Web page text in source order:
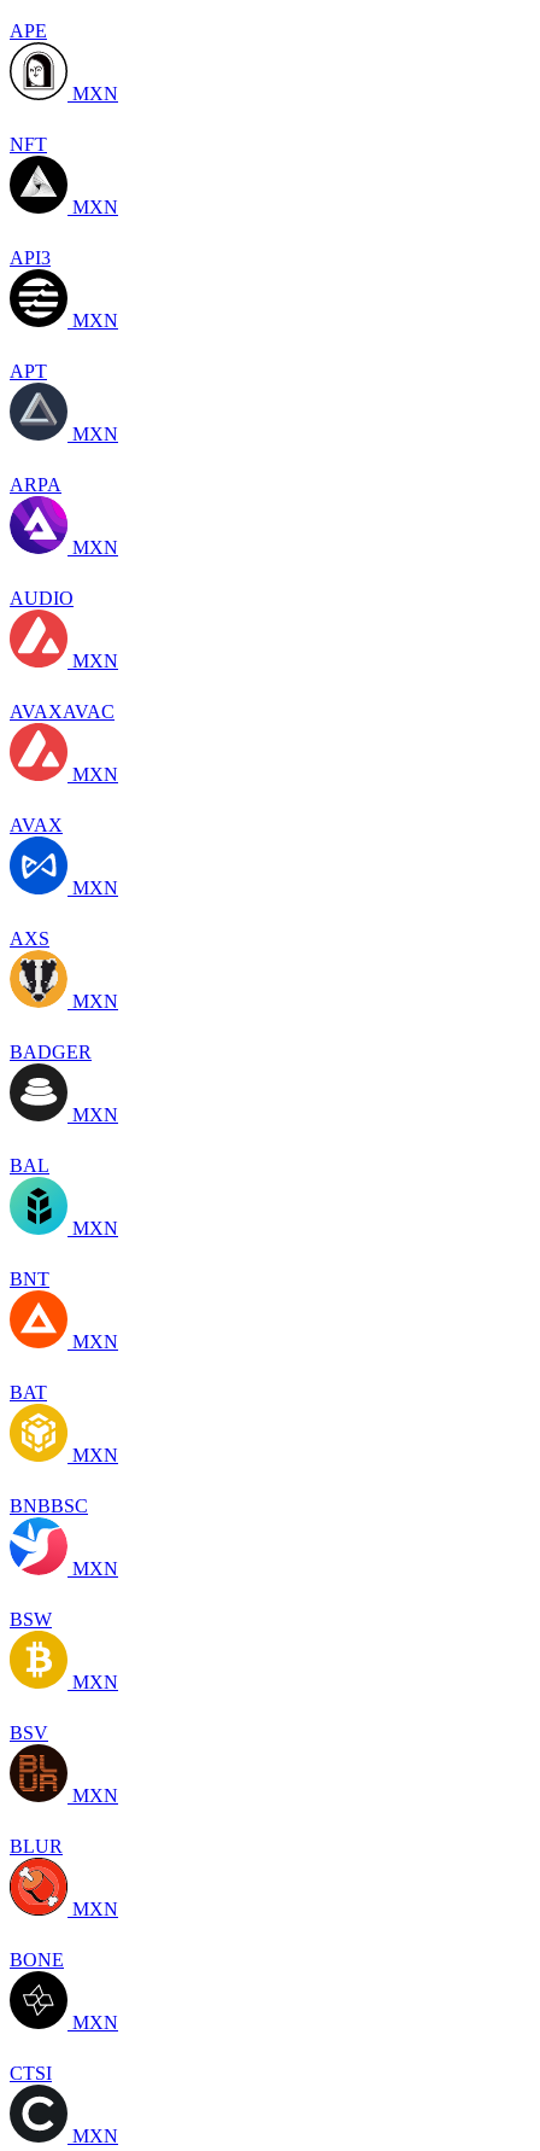
APE
MXN
NFT
MXN
API3
MXN
APT
MXN
ARPA
MXN
AUDIO
MXN
AVAXAVAC
MXN
AVAX
MXN
AXS
MXN
BADGER
MXN
BAL
MXN
BNT
MXN
BAT
MXN
BNBBSC
MXN
BSW
MXN
BSV
MXN
BLUR
MXN
BONE
MXN
CTSI
MXN